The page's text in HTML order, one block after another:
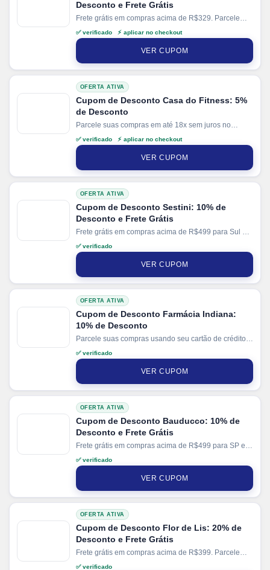
Desconto e Frete Grátis
Frete grátis em compras acima de R$329. Parcele
suas compras em até 6x sem juros no cartão. Ganhe
+ 3% de desconto em pagamentos via PIX.
✅ verificado ⚡ aplicar no checkout
VER CUPOM
OFERTA ATIVA
Cupom de Desconto Casa do Fitness: 5%
de Desconto
Parcele suas compras em até 18x sem juros no
cartão. Ganhe + 5% de desconto em pagamentos via
PIX.
✅ verificado ⚡ aplicar no checkout
VER CUPOM
OFERTA ATIVA
Cupom de Desconto Sestini: 10% de
Desconto e Frete Grátis
Frete grátis em compras acima de R$499 para Sul e
Sudeste e R$699 demais regiões. Parcele suas
compras em até 10x sem juros no cartão. Ganhe + 3%
de desconto em pagamentos via PIX.
✅ verificado
VER CUPOM
OFERTA ATIVA
Cupom de Desconto Farmácia Indiana:
10% de Desconto
Parcele suas compras usando seu cartão de crédito e
pague em até 10x sem juros.
✅ verificado
VER CUPOM
OFERTA ATIVA
Cupom de Desconto Bauducco: 10% de
Desconto e Frete Grátis
Frete grátis em compras acima de R$499 para SP e
R$999 para demais regiões do Sudeste. Parcele suas
compras em até 4x sem juros no cartão.
✅ verificado
VER CUPOM
OFERTA ATIVA
Cupom de Desconto Flor de Lis: 20% de
Desconto e Frete Grátis
Frete grátis em compras acima de R$399. Parcele
suas compras em até 10x sem juros no cartão.
✅ verificado